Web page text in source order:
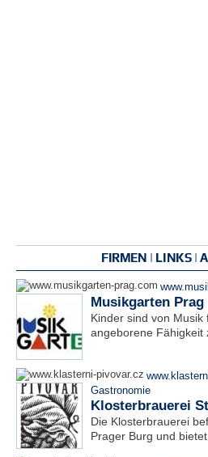
FIRMEN | LINKS |
Musikgarten Prag
Kinder sind von
angeborene Fähigkeit
Gastronomie
Klosterbrauerei
Die Klosterbrauerei
Prager Burg und bietet